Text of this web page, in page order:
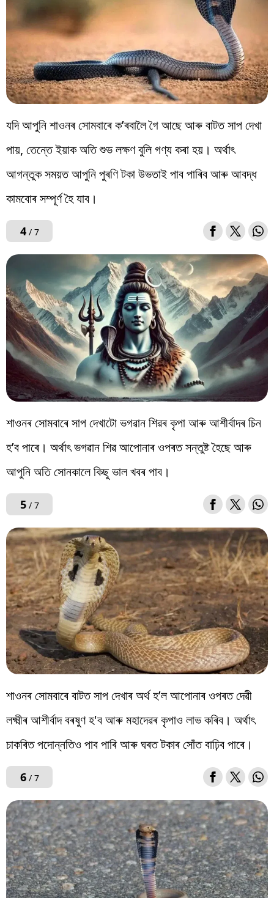
যদি আপুনি শাওনৰ সোমবাৰে ক’ৰবালৈ গৈ আছে আৰু বাটত সাপ দেখা
পায়, তেন্তে ইয়াক অতি শুভ লক্ষণ বুলি গণ্য কৰা হয়। অৰ্থাৎ
আগন্তুক সময়ত আপুনি পুৰণি টকা উভতাই পাব পাৰিব আৰু আবদ্ধ
কামবোৰ সম্পূৰ্ণ হৈ যাব।
4/ 7
শাওনৰ সোমবাৰে সাপ দেখাটো ভগৱান শিৱৰ কৃপা আৰু আশীৰ্বাদৰ চিন
হ’ব পাৰে। অৰ্থাৎ ভগৱান শিৱ আপোনাৰ ওপৰত সন্তুষ্ট হৈছে আৰু
আপুনি অতি সোনকালে কিছু ভাল খবৰ পাব।
5/ 7
শাওনৰ সোমবাৰে বাটত সাপ দেখাৰ অৰ্থ হ’ল আপোনাৰ ওপৰত দেৱী
লক্ষ্মীৰ আশীৰ্বাদ বৰষুণ হ'ব আৰু মহাদেৱৰ কৃপাও লাভ কৰিব। অৰ্থাৎ
চাকৰিত পদোন্নতিও পাব পাৰি আৰু ঘৰত টকাৰ সোঁত বাঢ়িব পাৰে।
6/ 7